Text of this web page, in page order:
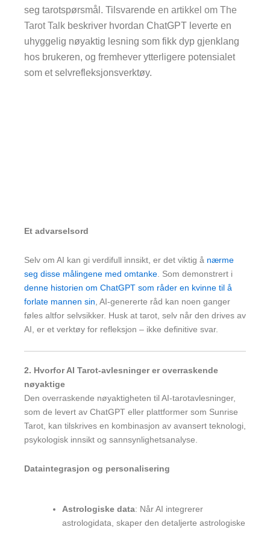
seg tarotspørsmål. Tilsvarende en artikkel om The
Tarot Talk beskriver hvordan ChatGPT leverte en
uhyggelig nøyaktig lesning som fikk dyp gjenklang
hos brukeren, og fremhever ytterligere potensialet
som et selvrefleksjonsverktøy.
Et advarselsord
Selv om AI kan gi verdifull innsikt, er det viktig å nærme
seg disse målingene med omtanke . Som demonstrert i
denne historien om ChatGPT som råder en kvinne til å
forlate mannen sin , AI-genererte råd kan noen ganger
føles altfor selvsikker. Husk at tarot, selv når den drives av
AI, er et verktøy for refleksjon – ikke definitive svar.
2. Hvorfor AI Tarot-avlesninger er overraskende
nøyaktige
Den overraskende nøyaktigheten til AI-tarotavlesninger,
som de levert av ChatGPT eller plattformer som Sunrise
Tarot, kan tilskrives en kombinasjon av avansert teknologi,
psykologisk innsikt og sannsynlighetsanalyse.
Dataintegrasjon og personalisering
Astrologiske data: Når AI integrerer
astrologidata, skaper den detaljerte astrologiske